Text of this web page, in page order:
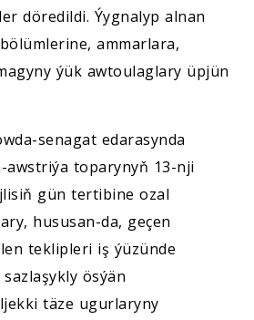
döredildi. Ýygnalyp alnan
ammarlara,
ýük awtoulaglary üpjün
senagat edarasynda
toparynyň 13-nji
gün tertibine ozal
hususan-da, geçen
teklipleri iş ýüzünde
ösýän
täze ugurlaryny